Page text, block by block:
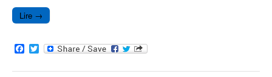
Lire →
F
a
c
T
w
i